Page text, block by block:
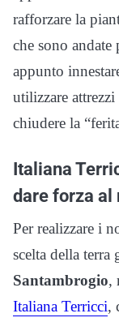
rafforzare la
che sono andate
appunto
utilizzare
chiudere la
Italiana
dare forza al
Per realizzare i
scelta della terra
Santambrogio,
Italiana Terricci,